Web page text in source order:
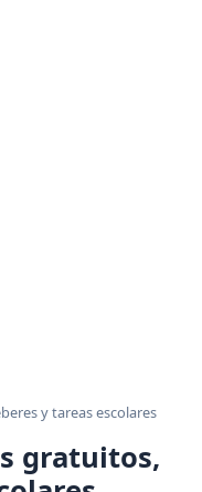
y tareas escolares
gratuitos,